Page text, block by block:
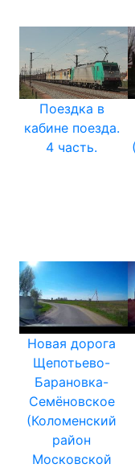
Поездка в
кабине поезда.
4 часть.
Новая дорога
Щепотьево-
Барановка-
Семёновcкое
(Коломенский
район
Московской